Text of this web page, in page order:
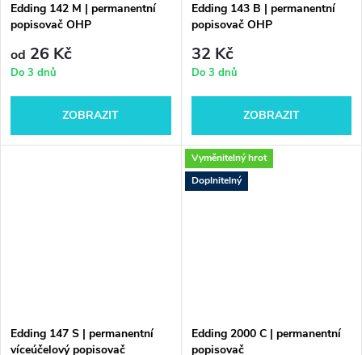
Edding 142 M | permanentní
popisovač OHP
od 26 Kč
Do 3 dnů
ZOBRAZIT
Edding 143 B | permanentní
popisovač OHP
32 Kč
Do 3 dnů
ZOBRAZIT
Edding 147 S | permanentní
víceúčelový popisovač
Vyměnitelný hrot
Doplnitelný
Edding 2000 C | permanentní
popisovač